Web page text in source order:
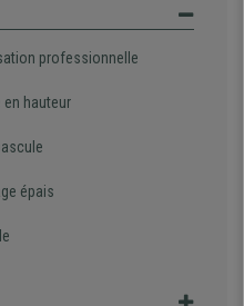
professionnelle
en hauteur
épais